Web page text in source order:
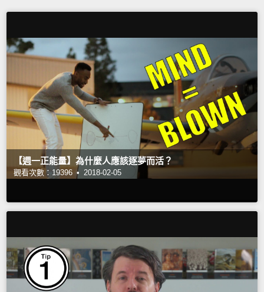
【週一正能量】為什麼人應該逐夢而活？
觀看次數：19396 • 2018-02-05